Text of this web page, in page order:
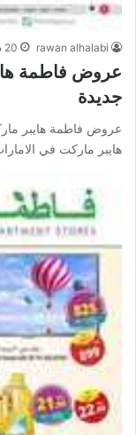
rawan alhalabi 20 سبتمبر,2018
عروض فاطمة
جديدة
عروض فاطمة هايبر
هايبر ماركت في